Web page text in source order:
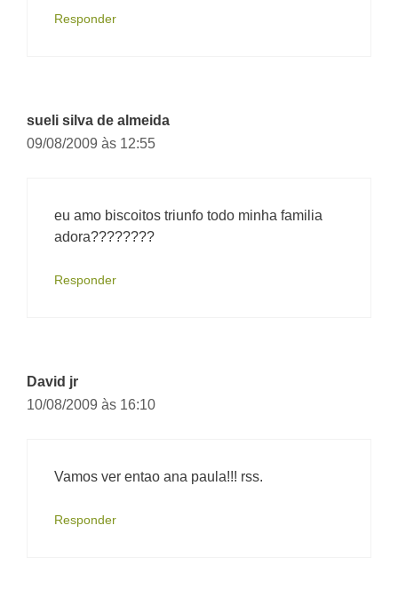
Responder
sueli silva de almeida
09/08/2009 às 12:55
eu amo biscoitos triunfo todo minha familia
adora????????
Responder
David jr
10/08/2009 às 16:10
Vamos ver entao ana paula!!! rss.
Responder